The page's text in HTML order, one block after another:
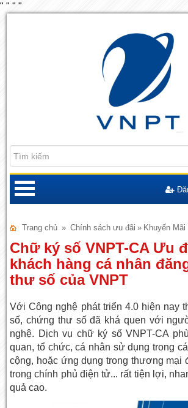
" " " "
Trang chủ » Chính sách ưu đãi » Khuyến
Chữ ký số VNPT-CA Ưu
khách hàng cá nhân
thư số của VNPT
Với Công nghệ phát triển 4.0 hiện nay
số, chứng thư số đã khá quen với
nghệ. Dịch vụ chữ ký số VNPT-CA
quan, tổ chức, cá nhân sử dụng trong
cộng, hoặc ứng dụng trong thương mại
trong chính phủ điện tử... rất tiện lợi,
quả cao.